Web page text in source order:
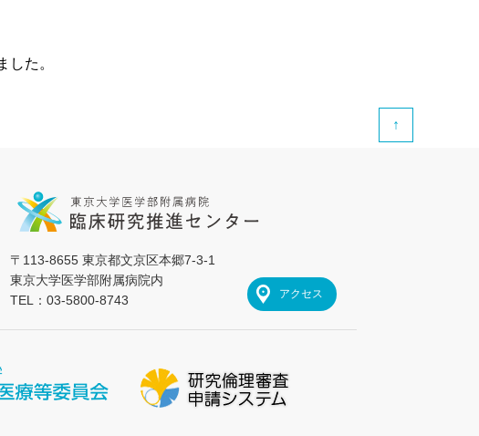
た。
↑
〒113-8655 東京都文京区本郷7-3-1
東京大学医学部附属病院内
TEL：03-5800-8743
アクセス